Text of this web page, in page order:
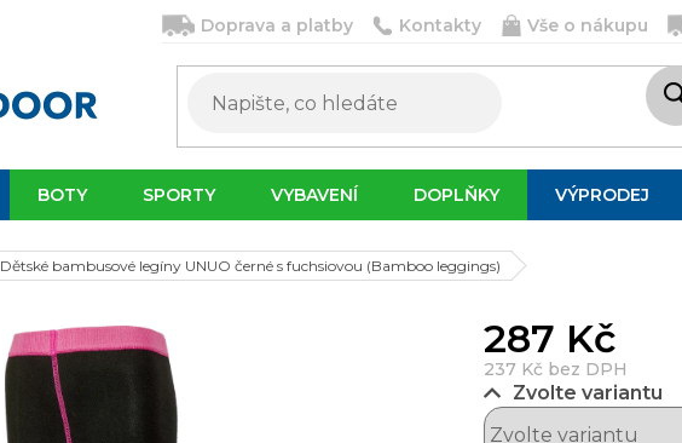
Doprava a platby Kontakty Vše o nákupu
BOTY SPORTY VYBAVENÍ DOPLŇKY VÝPRODEJ
Dětské bambusové legíny UNUO černé s fuchsiovou (Bamboo leggings)
287 Kč
237 Kč bez DPH
Zvolte variantu